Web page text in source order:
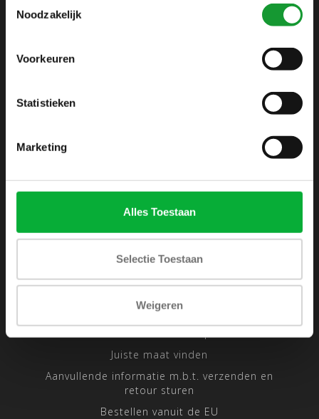
Noodzakelijk
Voorkeuren
Statistieken
Marketing
Alles Toestaan
Selectie Toestaan
Weigeren
Disclaimer
Privacy Policy
Sitemap
Traveling Tailor
Juiste maat vinden
Aanvullende informatie m.b.t. verzenden en
retour sturen
Bestellen vanuit de EU